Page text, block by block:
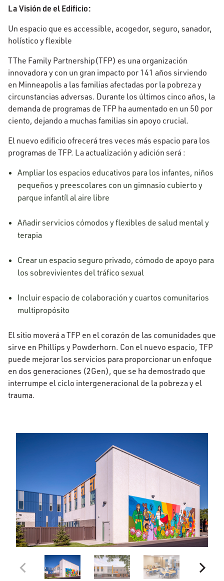
La Visión de el Edificio:
Un espacio que es accessible, acogedor, seguro, sanador,
holístico y flexible
TThe Family Partnership(TFP) es una organización
innovadora y con un gran impacto por 141 años sirviendo
en Minneapolis a las familias afectadas por la pobreza y
circunstancias adversas. Durante los últimos cinco años, la
demanda de programas de TFP ha aumentado en un 50 por
ciento, dejando a muchas familias sin apoyo crucial.
El nuevo edificio ofrecerá tres veces más espacio para los
programas de TFP. La actualización y adición será :
Ampliar los espacios educativos para los infantes, niños
pequeños y preescolares con un gimnasio cubierto y
parque infantíl al aire libre
Añadir servicios cómodos y flexibles de salud mental y
terapia
Crear un espacio seguro privado, cómodo de apoyo para
los sobrevivientes del tráfico sexual
Incluir espacio de colaboración y cuartos comunitarios
multipropósito
El sitio moverá a TFP en el corazón de las comunidades que
sirve en Phillips y Powderhorn. Con el nuevo espacio, TFP
puede mejorar los servicios para proporcionar un enfoque
en dos generaciones (2Gen), que se ha demostrado que
interrumpe el ciclo intergeneracional de la pobreza y el
trauma.